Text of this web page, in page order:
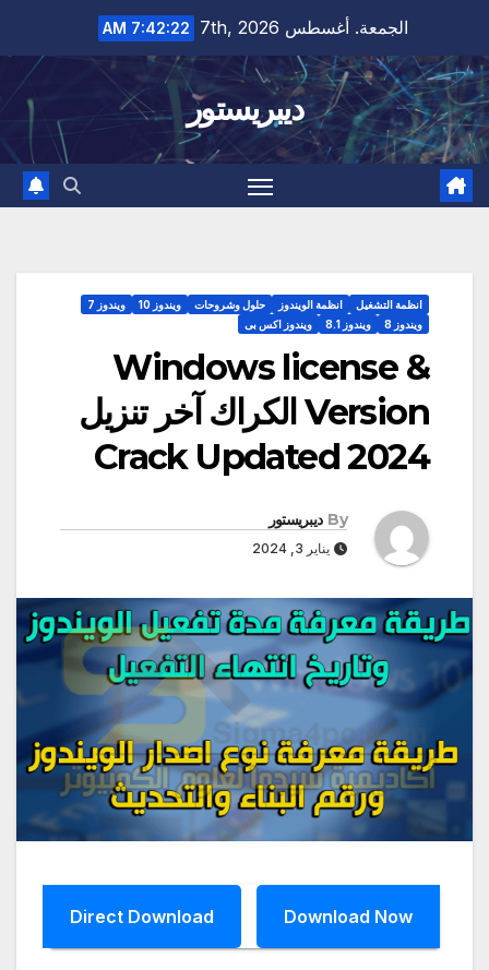
content
الجمعة. أغسطس 7th, 2026 7:42:23 AM
ديبريستور
انظمة التشغيل انظمة الويندوز حلول وشروحات ويندوز 10
ويندوز 7
ويندوز 8
ويندوز 8.1 ويندوز اكس بى
Windows license &
Version الكراك آخر تنزيل
Crack Updated 2024
By ديبريستور
يناير 3, 2024
Download Now
Direct Download